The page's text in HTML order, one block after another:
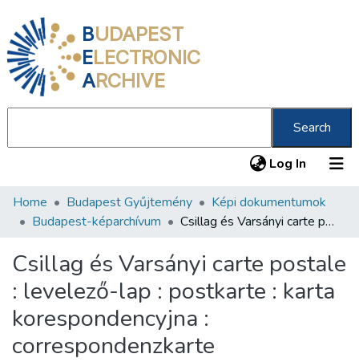
BUDAPEST
ELECTRONIC
ARCHIVE
Search
Log In (current)
Communities & Collections
Statistics
About us
Home Budapest Gyűjtemény
Képi dokumentumok
Budapest-képarchívum
Csillag és Varsányi carte postale : levelező-lap : postkarte : karta korespondencyjna : correspondenzkarte
Csillag és Varsányi carte postale
: levelező-lap : postkarte : karta
korespondencyjna :
correspondenzkarte